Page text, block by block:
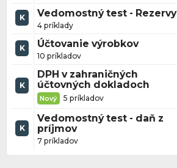
K Vedomostný test - Rezervy
4 príklady
K Účtovanie výrobkov
10 príkladov
K
DPH v zahraničných
účtovných dokladoch
Nový 5 príkladov
K
Vedomostný test - daň z
príjmov
7 príkladov